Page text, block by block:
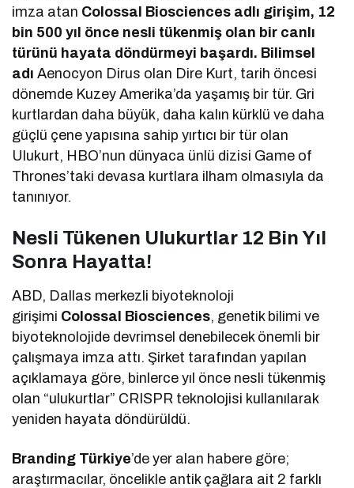
imza atan Colossal Biosciences adlı girişim, 12
bin 500 yıl önce nesli tükenmiş olan bir canlı
türünü hayata döndürmeyi başardı. Bilimsel
adıAenocyon Dirus olan Dire Kurt, tarih öncesi
dönemde Kuzey Amerika’da yaşamış bir tür. Gri
kurtlardan daha büyük, daha kalın kürklü ve daha
güçlü çene yapısına sahip yırtıcı bir tür olan
Ulukurt, HBO’nun dünyaca ünlü dizisi Game of
Thrones’taki devasa kurtlara ilham olmasıyla da
tanınıyor.
Nesli Tükenen Ulukurtlar 12 Bin Yıl
Sonra Hayatta!
ABD, Dallas merkezli biyoteknoloji
girişimi Colossal Biosciences, genetik bilimi ve
biyoteknolojide devrimsel denebilecek önemli bir
çalışmaya imza attı. Şirket tarafından yapılan
açıklamaya göre, binlerce yıl önce nesli tükenmiş
olan “ulukurtlar” CRISPR teknolojisi kullanılarak
yeniden hayata döndürüldü.
Branding Türkiye’de yer alan habere göre;
araştırmacılar, öncelikle antik çağlara ait 2 farklı